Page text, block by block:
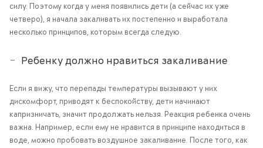
силу. Поэтому когда у меня появились дети (а сейчас их уже
четверо), я начала закаливать их постепенно и выработала
несколько принципов, которым всегда следую.
Ребенку должно нравиться закаливание
Если я вижу, что перепады температуры вызывают у них
дискомфорт, приводят к беспокойству, дети начинают
капризничать, значит продолжать нельзя. Реакция ребенка очень
важна. Например, если ему не нравится в принципе находиться в
воде, можно пробовать воздушное закаливание. После того, как